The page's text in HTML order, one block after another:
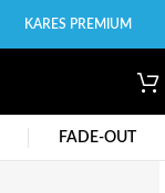
KARES PREMIUM
FADE-OUT